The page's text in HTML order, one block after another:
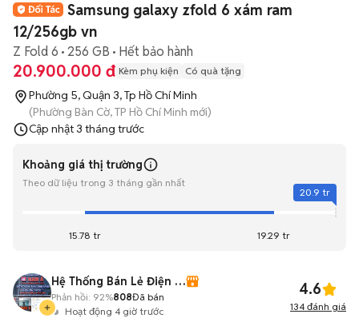
tương tự khác dưới đây nhé!
Samsung galaxy zfold 6 xám ram
12/256gb vn
Z Fold 6 256 GB Hết bảo hành
20.900.000 đ Kèm phụ kiện Có quà tặng
Phường 5, Quận 3, Tp Hồ Chí Minh
(Phường Bàn Cờ, TP Hồ Chí Minh mới)
Cập nhật3 tháng trước
Khoảng giá thị trường
Theo dữ liệu trong 3 tháng gần nhất
15.78 tr 19.29 tr
20.9 tr
Hệ Thống Bán Lẻ Điện Thoại SmartPhone Nam Á
Hoạt động 4 giờ trước
Phản hồi: 92%808Đã bán 4.6
134 đánh giá